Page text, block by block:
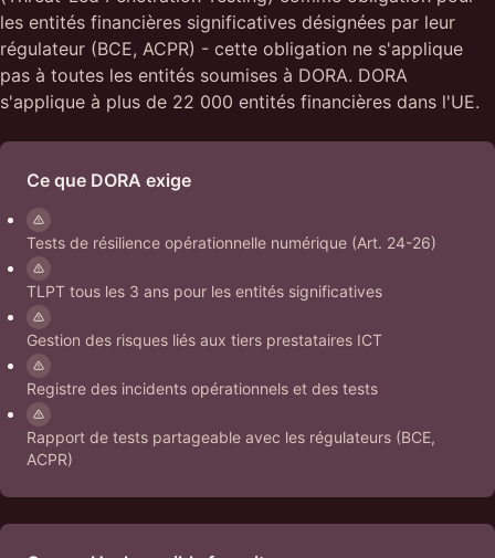
les entités financières significatives désignées par leur
régulateur (BCE, ACPR) - cette obligation ne s'applique
pas à toutes les entités soumises à DORA. DORA
s'applique à plus de 22 000 entités financières dans l'UE.
Ce que DORA exige
Tests de résilience opérationnelle numérique (Art. 24-26)
TLPT tous les 3 ans pour les entités significatives
Gestion des risques liés aux tiers prestataires ICT
Registre des incidents opérationnels et des tests
Rapport de tests partageable avec les régulateurs (BCE,
ACPR)